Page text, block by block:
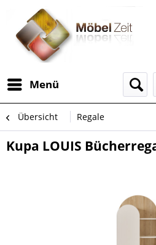
Menü
Übersicht Regale
Kupa LOUIS